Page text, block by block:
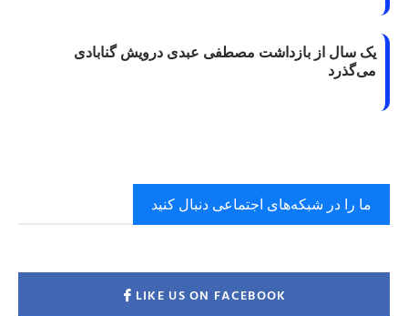
یک سال از بازداشت مصطفی عبدی درویش گنابادی
می‌گذرد
ما را در شبکه‌های اجتماعی دنبال کنید
LIKE US ON FACEBOOK